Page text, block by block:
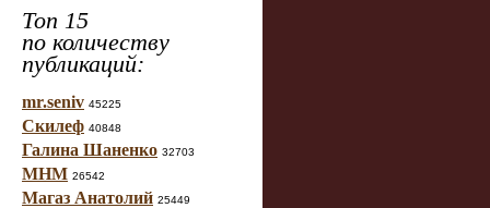
Топ 15
по количеству
публикаций:
mr.seniv 45225
Скилеф 40848
Галина Шаненко 32703
МНМ 26542
Магаз Анатолий 25449